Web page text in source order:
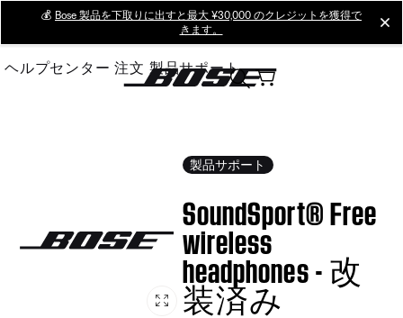
Main
💰 Bose 製品を下取りに出すと最大 ¥30,000 のクレジットを獲得で
きます。
ヘルプセンター 注文 製品サポート
製品サポート
SoundSport® Free
wireless
headphones - 改
装済み